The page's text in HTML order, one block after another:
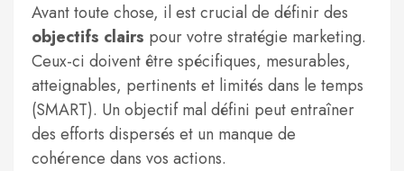
Avant toute chose, il est crucial de définir des
objectifs clairs pour votre stratégie marketing.
Ceux-ci doivent être spécifiques, mesurables,
atteignables, pertinents et limités dans le temps
(SMART). Un objectif mal défini peut entraîner
des efforts dispersés et un manque de
cohérence dans vos actions.